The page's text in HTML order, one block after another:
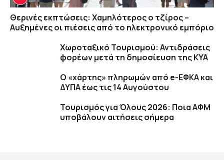
Θερινές εκπτώσεις: Χαμηλότερος ο τζίρος –
Αυξημένες οι πιέσεις από το ηλεκτρονικό εμπόριο
Χωροταξικό Τουρισμού: Αντιδράσεις
φορέων μετά τη δημοσίευση της ΚΥΑ
Ο «χάρτης» πληρωμών από e-ΕΦΚΑ και
ΔΥΠΑ έως τις 14 Αυγούστου
Τουρισμός για Όλους 2026: Ποια ΑΦΜ
υποβάλουν αιτήσεις σήμερα